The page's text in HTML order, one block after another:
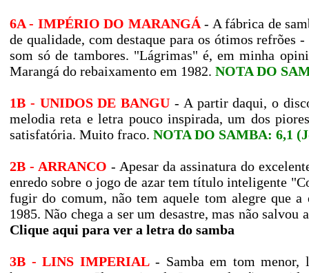
6A - IMPÉRIO DO MARANGÁ- A fábrica de
de qualidade, com destaque para os ótimos
som só de tambores. "Lágrimas" é, em minha
Marangá do rebaixamento em 1982. NOTA DO
1B - UNIDOS DE BANGU - A partir daqui, o
melodia reta e letra pouco inspirada, um dos
satisfatória. Muito fraco. NOTA DO SAMBA: 6,1
2B - ARRANCO - Apesar da assinatura do
enredo sobre o jogo de azar tem título inteligente
fugir do comum, não tem aquele tom alegre que a
1985. Não chega a ser um desastre, mas não
Clique aqui para ver a letra do samba
3B - LINS IMPERIAL- Samba em tom menor,